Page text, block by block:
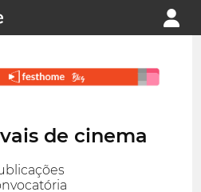
de cinema